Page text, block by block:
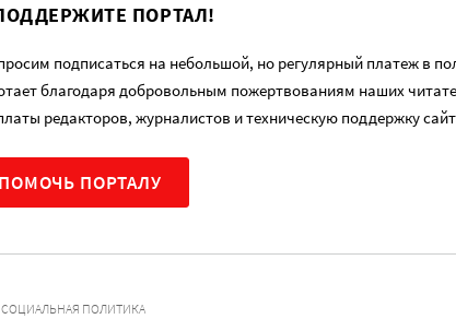
ПОРТАЛ!
подписаться на небольшой, но регулярный платеж в
благодаря добровольным пожертвованиям наших
редакторов, журналистов и техническую поддержку
ПОМОЧЬ ПОРТАЛУ
СОЦИАЛЬНАЯ ПОЛИТИКА